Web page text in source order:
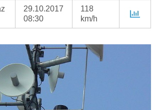
29.10.2017
08:30
118
km/h